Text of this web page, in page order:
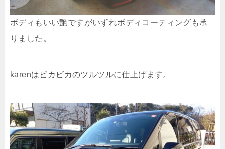
ボディもいい艶ですがいずれボディコーティングも承
りました。
karenはビカビカのツルツルに仕上げます。